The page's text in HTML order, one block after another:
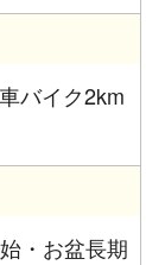
バイク2km
・お盆長期